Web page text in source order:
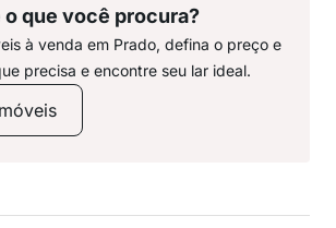
o que você procura?
à venda em Prado, defina o preço e
precisa e encontre seu lar ideal.